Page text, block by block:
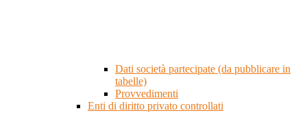
Dati società partecipate (da pubblicare in
tabelle)
Provvedimenti
Enti di diritto privato controllati